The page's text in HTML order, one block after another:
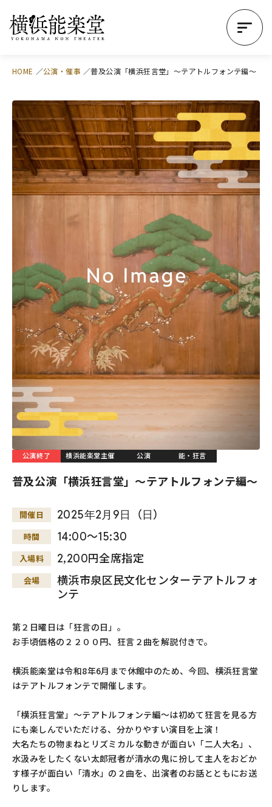
HOME 公演・催事 普及公演「横浜狂言堂」～テアトルフォンテ編～
公演終了 横浜能楽堂主催 公演 能・狂言
普及公演「横浜狂言堂」～テアトルフォンテ編～
開催日 2025年2月 9日 （日）
時間 14:00～15:30
入場料 2,200円全席指定
会場
横浜市泉区民文化センターテアトルフォ
ンテ
第２日曜日は「狂言の日」。
お手頃価格の２２００円、狂言２曲を解説付きで。
横浜能楽堂は令和8年6月まで休館中のため、今回、横浜狂言堂
はテアトルフォンテで開催します。
「横浜狂言堂」～テアトルフォンテ編～は初めて狂言を見る方
にも楽しんでいただける、分かりやすい演目を上演！
大名たちの物まねとリズミカルな動きが面白い「二人大名」、
水汲みをしたくない太郎冠者が清水の鬼に扮して主人をおどか
す様子が面白い「清水」の２曲を、出演者のお話とともにお送
りします。